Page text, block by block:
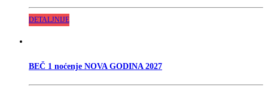
DETALJNIJE
BEČ 1 noćenje NOVA GODINA 2027